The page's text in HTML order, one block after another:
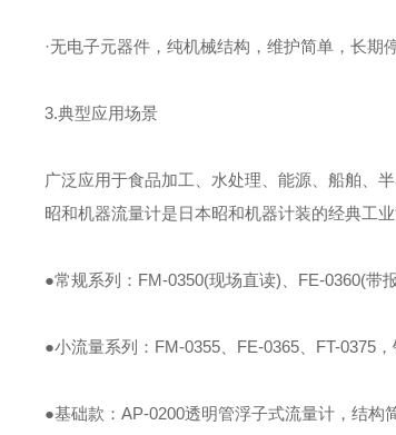
·无电子元器件，纯机械结构，维护简单，长期
3.典型应用场景
广泛应用于食品加工、水处理、能源、船舶、
昭和机器流量计是日本昭和机器计装的经典工
●常规系列：FM-0350(现场直读)、FE-0360(带
●小流量系列：FM-0355、FE-0365、FT-0375
●基础款：AP-0200透明管浮子式流量计，结构